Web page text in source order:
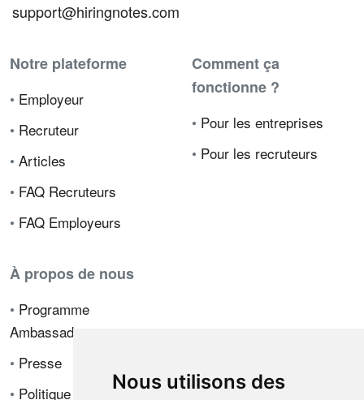
Nous utilisons des
support@hiringnotes.com
Notre plateforme
• Employeur
• Recruteur
• Articles
• FAQ Recruteurs
• FAQ Employeurs
Comment ça
fonctionne ?
• Pour les entreprises
• Pour les recruteurs
À propos de nous
• Programme
Ambassadeur
• Presse
• Politique de